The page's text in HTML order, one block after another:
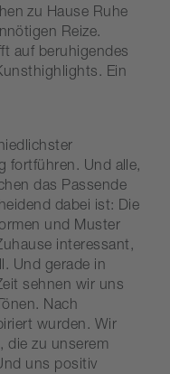
zu Hause Ruhe
Reize.
auf beruhigendes
Ein
fortführen. Und alle,
das Passende
dabei ist: Die
und Muster
interessant,
Und gerade in
sehnen wir uns
Nach
wurden. Wir
die zu unserem
uns positiv